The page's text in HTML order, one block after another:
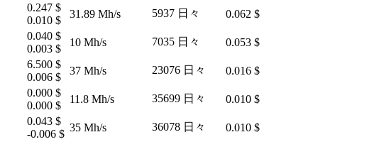
0.247 $
0.010 $
31.89 Mh/s 5937 日々 0.062 $
0.040 $
0.003 $
10 Mh/s 7035 日々 0.053 $
6.500 $
0.006 $
37 Mh/s 23076 日々 0.016 $
0.000 $
0.000 $
11.8 Mh/s 35699 日々 0.010 $
0.043 $
-0.006 $
35 Mh/s 36078 日々 0.010 $